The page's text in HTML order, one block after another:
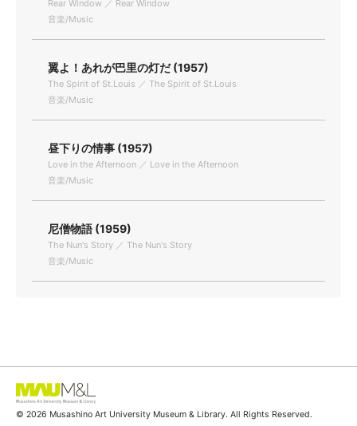
Rear Window ／ Rear Window
音楽/Music
翼よ！あれが巴里の灯だ (1957)
The Spirit of St.Louis ／ The Spirit of St.Louis
音楽/Music
昼下りの情事 (1957)
Love in the Afternoon ／ Love in the Afternoon
音楽/Music
尼僧物語 (1959)
The Nun's Story ／ The Nun's Story
音楽/Music
© 2026 Musashino Art University Museum & Library. All Rights Reserved.